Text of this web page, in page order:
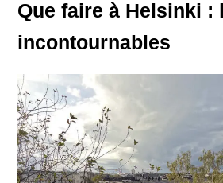
Que faire à Helsinki :
incontournables